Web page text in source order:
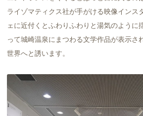
ライゾマティクス社が手がける映像インス
ェに近付くとふわりふわりと湯気のように
って城崎温泉にまつわる文学作品が表示さ
世界へと誘います。